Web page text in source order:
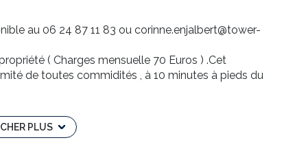
au 06 24 87 11 83 ou corinne.enjalbert@tower-
( Charges mensuelle 70 Euros ) .Cet
de toutes commidités , à 10 minutes à pieds du
pour un investisseur ou un primo-accédant
Corinne ENJALBERT-RSAC n°909691651-RODEZ
PLUS